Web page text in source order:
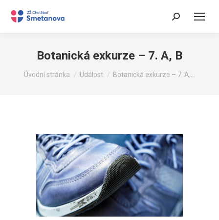
Search:
Botanická exkurze – 7. A, B
You are here:
Úvodní stránka Událost Botanická exkurze – 7. A,…